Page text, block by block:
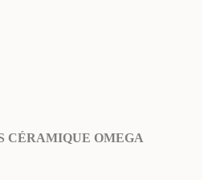
CÉRAMIQUE OMEGA